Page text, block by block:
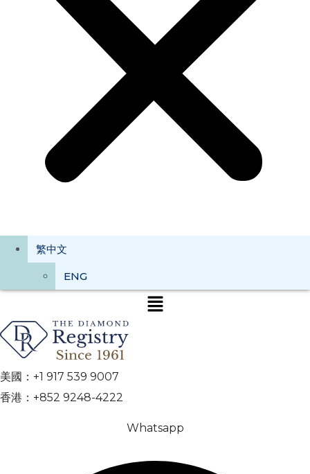
繁中文
ENG
美國：+1 917 539 9007
香港：+852 9248-4222
Whatsapp